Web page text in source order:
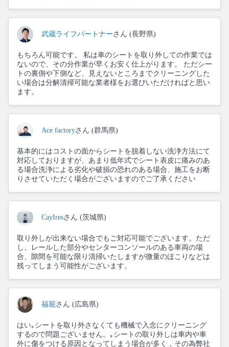
武蔵ライフパートナー さん (長野県)
もちろん可能です。 私は車のシートを取り外しての作業では
ないので、その分作業が早くお安く仕上がります。 ただシー
トの裏側や下側など、見えないところまでクリーニングした
い場合は分解清掃可能な業者様をお選びいただければと思い
ます。
Ace factoryさん (群馬県)
基本的にはコストの面からシートを脱着しない洗浄方法にて
対応しておりますが、あまり低年式でシート表皮に痛みのあ
る場合洗浄による劣化や破損の恐れのある場合、施工をお断
りさせていただく場合がございますのでご了承ください
CayIresさん (茨城県)
取り外しが出来ない場合でもご対応可能でございます。ただ
し、レールした部分やセンターコンソールのある車両の場
合、隙間を可能な限り清掃いたしますが微量のほこりなどは
残ってしまう可能性がございます。
福籠さん (広島県)
はい｡シートを取り外さなくても機械で入念にクリーニング
するので問題ございません。｡シートの取り外しは車内や車
外に傷をつける原因となってしまう場合が多く，その為弊社